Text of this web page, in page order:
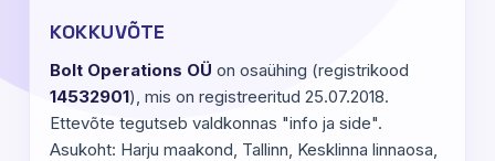
KOKKUVÕTE
Bolt Operations OÜ on osaühing (registrikood
14532901), mis on registreeritud 25.07.2018.
Ettevõte tegutseb valdkonnas "info ja side".
Asukoht: Harju maakond, Tallinn, Kesklinna linnaosa,